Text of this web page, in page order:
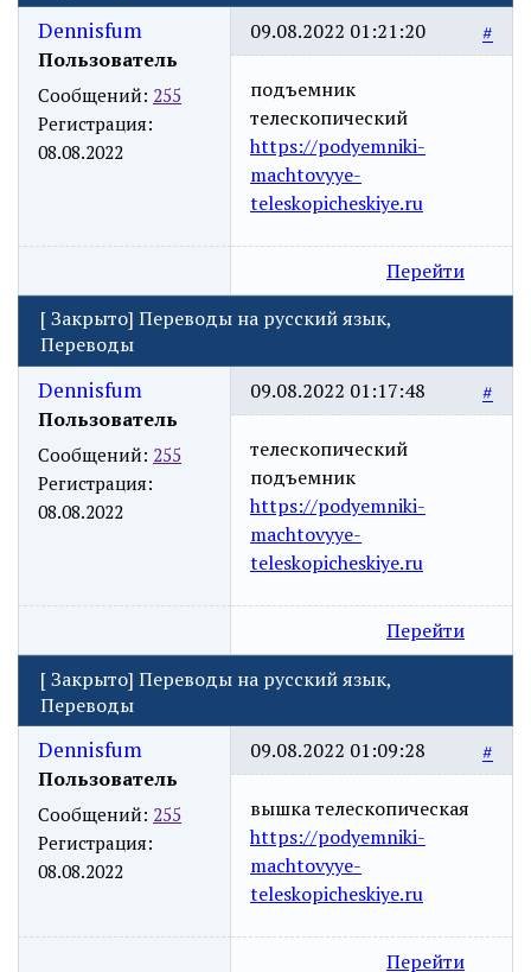
Dennisfum
Пользователь
Сообщений: 255
Регистрация:
08.08.2022
#
09.08.2022 01:21:20
подъемник
телескопический
https://podyemniki-
machtovyye-
teleskopicheskiye.ru
Перейти
[Закрыто] Переводы на русский язык,
Переводы
Dennisfum
Пользователь
Сообщений: 255
Регистрация:
08.08.2022
#
09.08.2022 01:17:48
телескопический
подъемник
https://podyemniki-
machtovyye-
teleskopicheskiye.ru
Перейти
[Закрыто] Переводы на русский язык,
Переводы
Dennisfum
Пользователь
Сообщений: 255
Регистрация:
08.08.2022
#
09.08.2022 01:09:28
вышка телескопическая
https://podyemniki-
machtovyye-
teleskopicheskiye.ru
Перейти